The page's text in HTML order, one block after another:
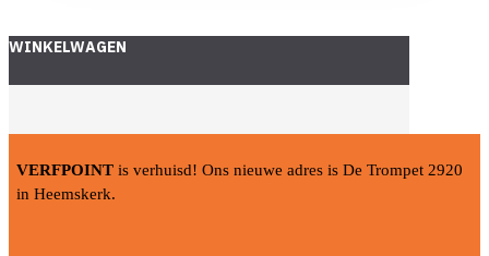
WINKELWAGEN
VERFPOINT is verhuisd! Ons nieuwe adres is De Trompet 2920
in Heemskerk.